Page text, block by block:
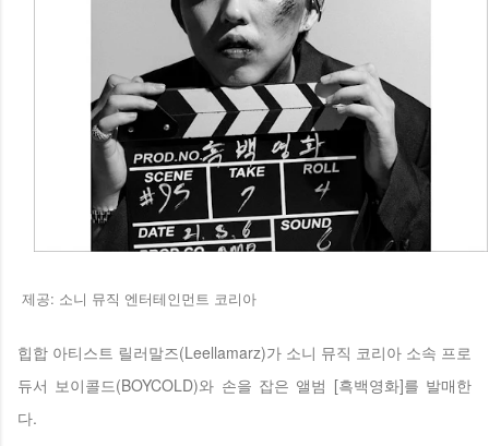
제공: 소니 뮤직 엔터테인먼트 코리아
힙합 아티스트 릴러말즈(Leellamarz)가 소니 뮤직 코리아 소속 프로
듀서 보이콜드(BOYCOLD)와 손을 잡은 앨범 [흑백영화]를 발매한
다.